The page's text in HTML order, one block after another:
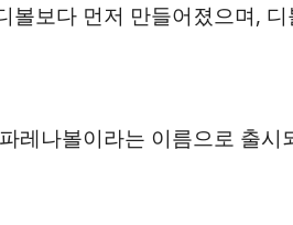
보다 먼저 만들어졌으며,
레나볼이라는 이름으로 출시